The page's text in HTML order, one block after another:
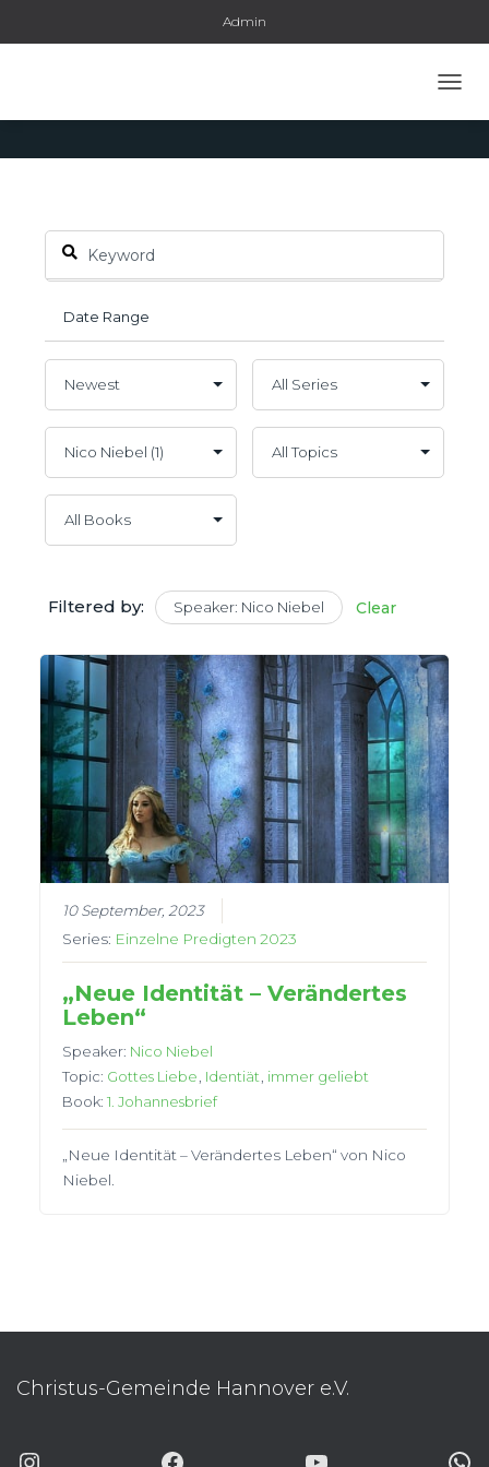
Admin
Filtered by: Speaker: Nico Niebel Clear
10 September, 2023
Series: Einzelne Predigten 2023
„Neue Identität – Verändertes
Leben“
Speaker: Nico Niebel
Topic: Gottes Liebe, Identiät, immer geliebt
Book:1. Johannesbrief
„Neue Identität – Verändertes Leben“ von Nico
Niebel.
Christus-Gemeinde Hannover e.V.